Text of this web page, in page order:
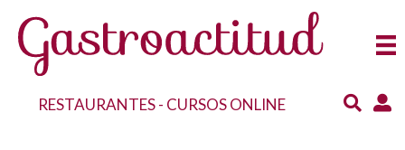
RESTAURANTES- CURSOS ONLINE